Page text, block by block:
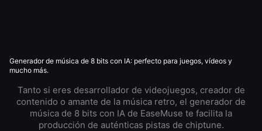
Generador de música de 8 bits con IA: perfecto para juegos, vídeos y
mucho más.
Tanto si eres desarrollador de videojuegos, creador de
contenido o amante de la música retro, el generador de
música de 8 bits con IA de EaseMuse te facilita la
producción de auténticas pistas de chiptune.